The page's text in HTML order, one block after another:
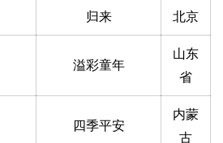
归来 北京
溢彩童年
山东
省
四季平安
内蒙
古